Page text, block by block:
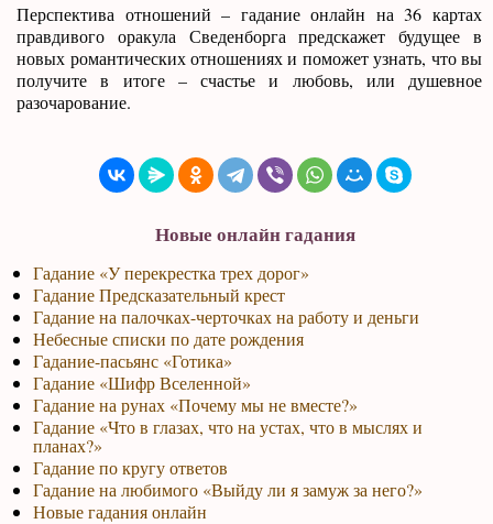
Перспектива отношений – гадание онлайн на 36 картах
правдивого оракула Сведенборга предскажет будущее в
новых романтических отношениях и поможет узнать, что вы
получите в итоге – счастье и любовь, или душевное
разочарование.
Новые онлайн гадания
Гадание «У перекрестка трех дорог»
Гадание Предсказательный крест
Гадание на палочках-черточках на работу и деньги
Небесные списки по дате рождения
Гадание-пасьянс «Готика»
Гадание «Шифр Вселенной»
Гадание на рунах «Почему мы не вместе?»
Гадание «Что в глазах, что на устах, что в мыслях и
планах?»
Гадание по кругу ответов
Гадание на любимого «Выйду ли я замуж за него?»
Новые гадания онлайн